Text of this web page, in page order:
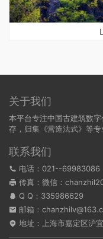
关于我们
本平台专注中国古建筑数
存，归集《营造法式》等
联系我们
电话：021--69983086
传真：微信：
Q Q： 335986629
邮箱：
地址：上海市嘉定区沪